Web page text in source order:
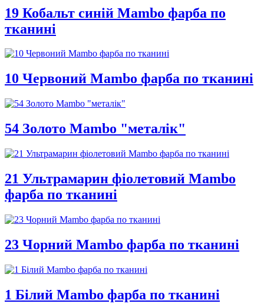
19 Кобальт синій Mambo фарба по
тканині
10 Червоний Mambo фарба по тканині
54 Золото Mambo "металік"
21 Ультрамарин фіолетовий Mambo
фарба по тканині
23 Чорний Mambo фарба по тканині
1 Білий Mambo фарба по тканині